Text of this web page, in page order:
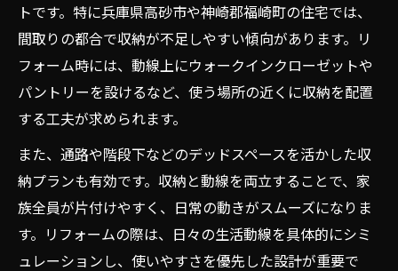
トです。特に兵庫県高砂市や神崎郡福崎町の住宅では、
間取りの都合で収納が不足しやすい傾向があります。リ
フォーム時には、動線上にウォークインクローゼットや
パントリーを設けるなど、使う場所の近くに収納を配置
する工夫が求められます。
また、通路や階段下などのデッドスペースを活かした収
納プランも有効です。収納と動線を両立することで、家
族全員が片付けやすく、日常の動きがスムーズになりま
す。リフォームの際は、日々の生活動線を具体的にシミ
ュレーションし、使いやすさを優先した設計が重要で